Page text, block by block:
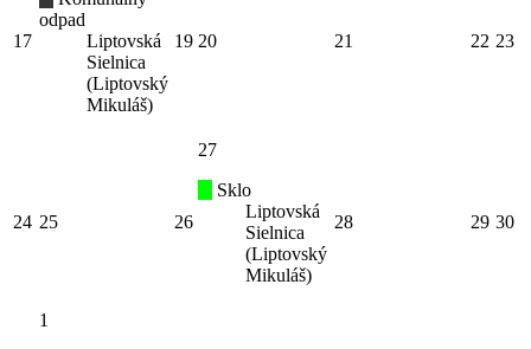
17
odpad
Liptovská
Sielnica
(Liptovský
Mikuláš)
19 20 21 22 23
24 25 26
27
Sklo
Liptovská
Sielnica
(Liptovský
Mikuláš)
28 29 30
1